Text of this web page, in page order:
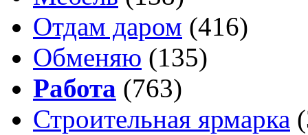
Отдам даром (416)
Обменяю (135)
Работа (763)
Строительная ярмарка